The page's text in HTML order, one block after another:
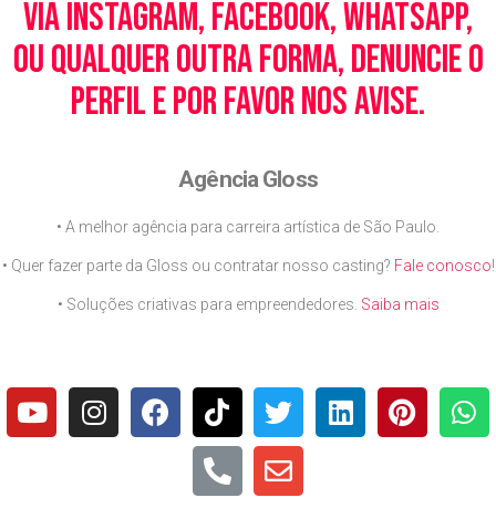
via Instagram, Facebook, WhatsApp,
ou qualquer outra forma, denuncie o
perfil e por favor nos avise.
Agência Gloss
• A melhor agência para carreira artística de São Paulo.
• Quer fazer parte da Gloss ou contratar nosso casting? Fale conosco!
• Soluções criativas para empreendedores. Saiba mais